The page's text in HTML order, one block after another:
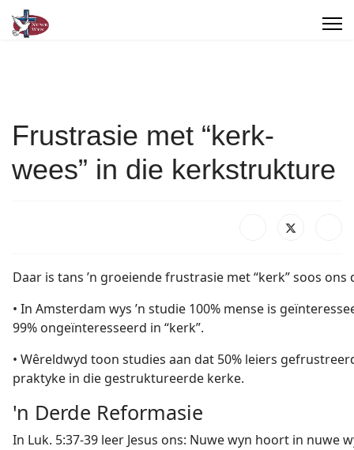
Frustrasie met “kerk-
wees” in die kerkstrukture
Daar is tans ’n groeiende frustrasie met “kerk” soos ons
• In Amsterdam wys ’n studie 100% mense is
99% ongeïnteresseerd in “kerk”.
• Wêreldwyd toon studies aan dat 50% leiers
praktyke in die gestruktureerde kerke.
'n Derde Reformasie
In Luk. 5:37-39 leer Jesus ons: Nuwe wyn hoort in nuwe